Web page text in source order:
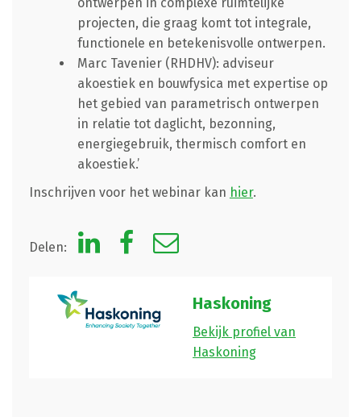
projecten, die graag komt tot integrale,
functionele en betekenisvolle ontwerpen.
Marc Tavenier (RHDHV): adviseur
akoestiek en bouwfysica met expertise op
het gebied van parametrisch ontwerpen
in relatie tot daglicht, bezonning,
energiegebruik, thermisch comfort en
akoestiek.’
Inschrijven voor het webinar kan hier.
Delen:
Haskoning
Bekijk profiel van
Haskoning